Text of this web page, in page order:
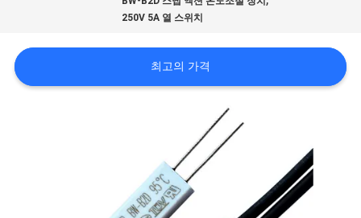
공
250V 5A 열 스위치
최고의 가격